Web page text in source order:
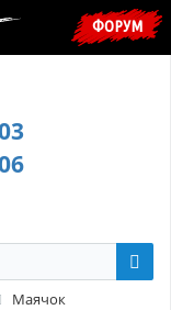
ціну та
ФОРУМ
Маячок